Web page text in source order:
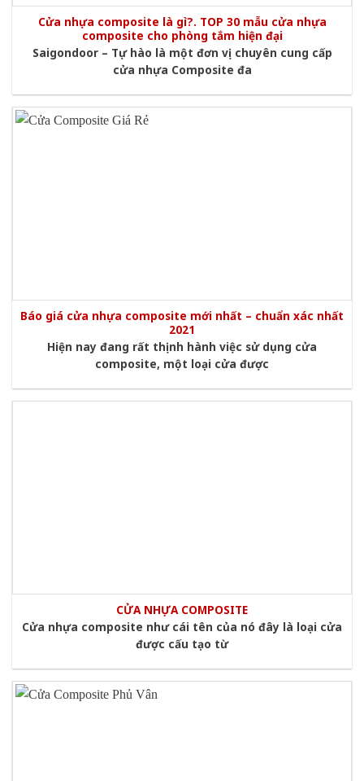
Cửa nhựa composite là gì?. TOP 30 mẫu cửa nhựa
composite cho phòng tắm hiện đại
Saigondoor – Tự hào là một đơn vị chuyên cung cấp
cửa nhựa Composite đa
Báo giá cửa nhựa composite mới nhất – chuẩn xác nhất
2021
Hiện nay đang rất thịnh hành việc sử dụng cửa
composite, một loại cửa được
CỬA NHỰA COMPOSITE
Cửa nhựa composite như cái tên của nó đây là loại cửa
được cấu tạo từ